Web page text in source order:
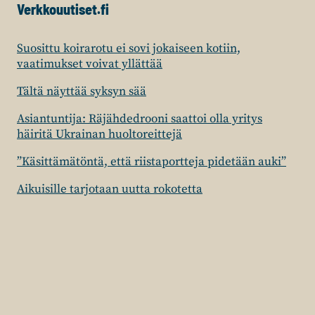
Verkkouutiset.fi
Suosittu koirarotu ei sovi jokaiseen kotiin,
vaatimukset voivat yllättää
Tältä näyttää syksyn sää
Asiantuntija: Räjähdedrooni saattoi olla yritys
häiritä Ukrainan huoltoreittejä
”Käsittämätöntä, että riistaportteja pidetään auki”
Aikuisille tarjotaan uutta rokotetta